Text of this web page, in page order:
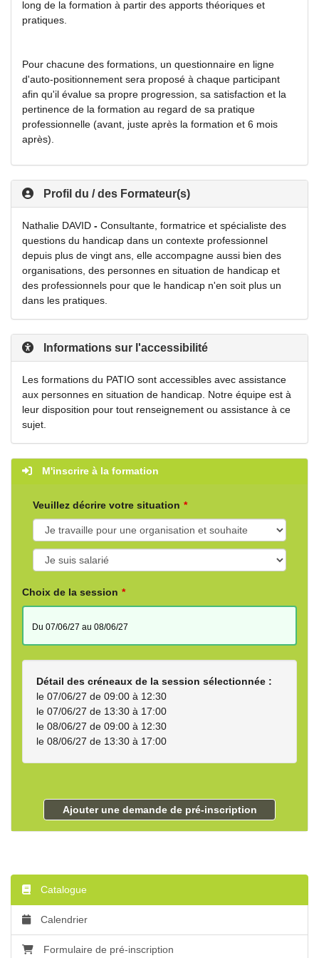
long de la formation à partir des apports théoriques et
pratiques.
Pour chacune des formations, un questionnaire en ligne
d'auto-positionnement sera proposé à chaque participant
afin qu'il évalue sa propre progression, sa satisfaction et la
pertinence de la formation au regard de sa pratique
professionnelle (avant, juste après la formation et 6 mois
après).
Profil du / des Formateur(s)
Nathalie DAVID - Consultante, formatrice et spécialiste des
questions du handicap dans un contexte professionnel
depuis plus de vingt ans, elle accompagne aussi bien des
organisations, des personnes en situation de handicap et
des professionnels pour que le handicap n'en soit plus un
dans les pratiques.
Informations sur l'accessibilité
Les formations du PATIO sont accessibles avec assistance
aux personnes en situation de handicap. Notre équipe est à
leur disposition pour tout renseignement ou assistance à ce
sujet.
M'inscrire à la formation
Veuillez décrire votre situation
Choix de la session
du 07/06/27 au 08/06/27
Détail des créneaux de la session sélectionnée :
le 07/06/27 de 09:00 à 12:30
le 07/06/27 de 13:30 à 17:00
le 08/06/27 de 09:00 à 12:30
le 08/06/27 de 13:30 à 17:00
Ajouter une demande de pré-inscription
Catalogue
Calendrier
Formulaire de pré-inscription